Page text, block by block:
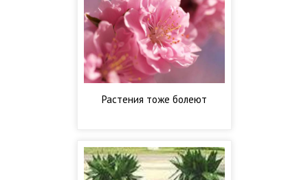
Растения тоже болеют